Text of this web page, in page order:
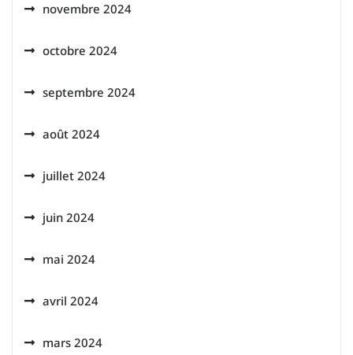
novembre 2024
octobre 2024
septembre 2024
août 2024
juillet 2024
juin 2024
mai 2024
avril 2024
mars 2024